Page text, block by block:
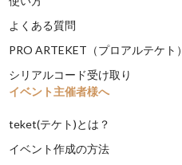
よくある質問
PRO ARTEKET（プロアルテケト）
シリアルコード受け取り
イベント主催者様へ
teket(テケト)とは？
イベント作成の方法